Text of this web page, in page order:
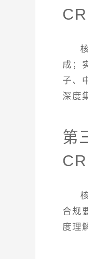
成；
子、
深度
第
合规
度理